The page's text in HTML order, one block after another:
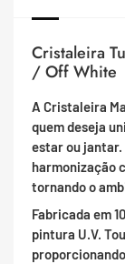
Cristaleira
/ Off White
A Cristaleira
quem deseja
estar ou jantar.
harmonização
tornando o
Fabricada em
pintura U.V.